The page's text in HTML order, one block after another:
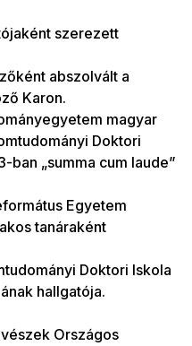
szerezett
abszolvált a
Karon.
magyar
Doktori
ban „summa cum laude”
Egyetem
tanáraként
Doktori Iskola
hallgatója.
Országos